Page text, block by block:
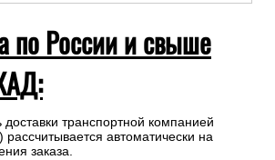
по России и свыше
транспортной компанией
автоматически на
заказа.